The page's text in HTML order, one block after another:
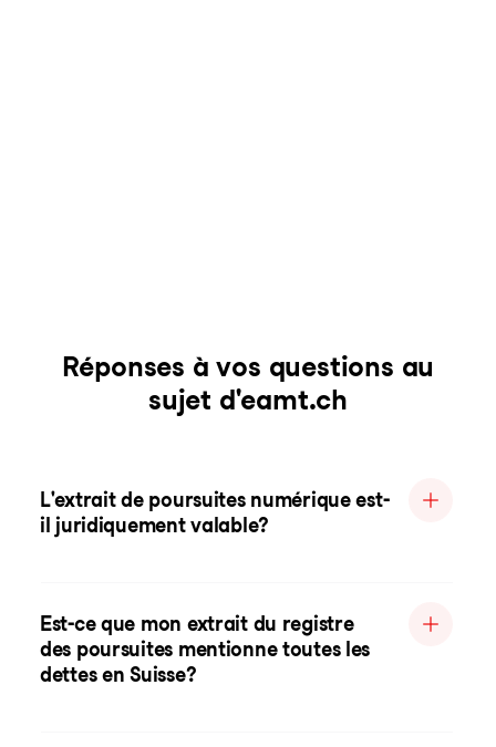
Réponses à vos questions au
sujet d'eamt.ch
L'extrait de poursuites numérique est-
il juridiquement valable?
Est-ce que mon extrait du registre
des poursuites mentionne toutes les
dettes en Suisse?